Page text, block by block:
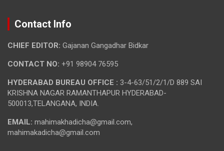
Contact Info
CHIEF EDITOR: Gajanan Gangadhar Bidkar
CONTACT NO: +91 98904 76595
HYDERABAD BUREAU OFFICE : 3-4-63/51/2/1/D 889 SAI
KRISHNA NAGAR RAMANTHAPUR HYDERABAD-
500013,TELANGANA, INDIA.
EMAIL: mahimakhadicha@gmail.com,
mahimakadicha@gmail.com